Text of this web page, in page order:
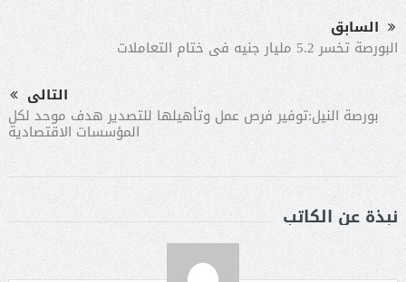
السابق
البورصة تخسر 5.2 مليار جنيه فى ختام التعاملات
التالى
بورصة النيل:توفير فرص عمل وتأهيلها للتصدير هدف موحد لكل
المؤسسات الاقتصادية
نبذة عن الكاتب